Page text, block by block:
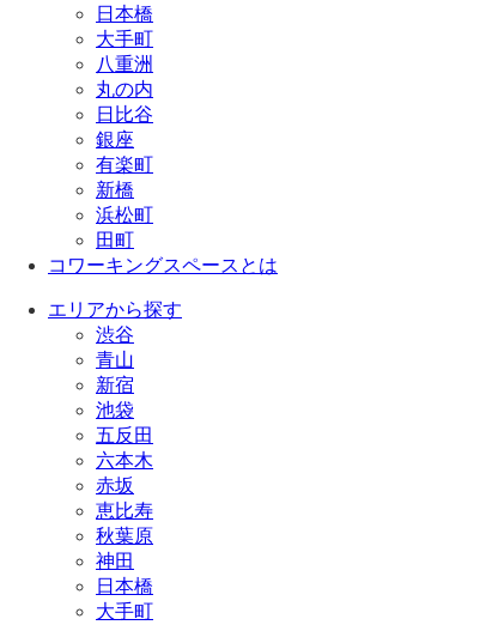
日本橋
大手町
八重洲
丸の内
日比谷
銀座
有楽町
新橋
浜松町
田町
コワーキングスペースとは
エリアから探す
渋谷
青山
新宿
池袋
五反田
六本木
赤坂
恵比寿
秋葉原
神田
日本橋
大手町